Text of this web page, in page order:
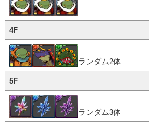
4F
ランダム2体
5F
ランダム3体